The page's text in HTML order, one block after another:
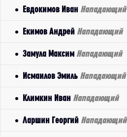
Евдокимов Иван Нападающий
Екимов Андрей Нападающий
Замула Максим Нападающий
Исмаилов Эмиль Нападающий
Климкин Иван Нападающий
Ларшин Георгий Нападающий